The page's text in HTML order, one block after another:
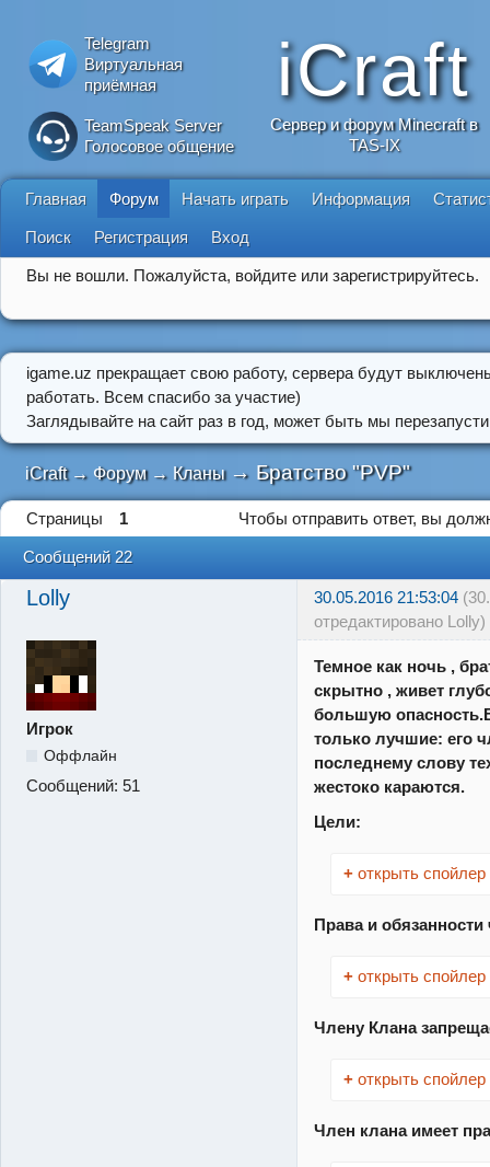
Telegram
Виртуальная
приёмная
TeamSpeak Server
Голосовое общение
iCraft
Сервер и форум Minecraft в
TAS-IX
Главная Форум Начать играть Информация
Поиск Регистрация Вход
Вы не вошли. Пожалуйста, войдите или зарегистрируйтесь.
igame.uz прекращает свою работу, сервера будут
работать. Всем спасибо за участие)
Заглядывайте на сайт раз в год, может быть мы
iCraft → Форум → Кланы → Братство "PVP"
Страницы 1 Чтобы отправить ответ, вы
Сообщений 22
Lolly 30.05.2016 21:53:04
отредактировано Lolly)
Игрок
Оффлайн
Сообщений: 51
Темное как ночь ,
скрытно , живет
большую
только лучшие: его
последнему слову
жестоко караются.
Цели:
+ открыть спойлер
Права и
+ открыть спойлер
Члену Клана
+ открыть спойлер
Член клана имеет